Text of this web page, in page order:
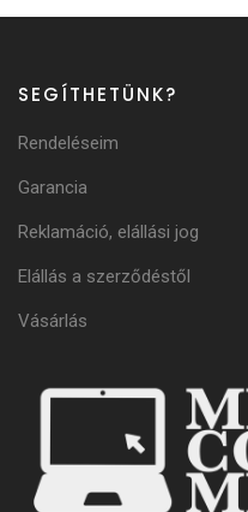
SEGÍTHETÜNK?
Rendeléseim
Garancia
Reklamáció, elállási jog
Elállás a szerződéstől
Vásárlás